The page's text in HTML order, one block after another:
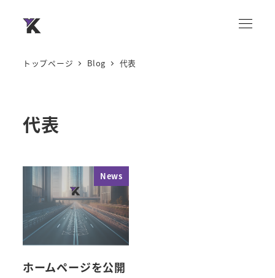
トップページ Blog 代表
代表
News
ホームページを公開